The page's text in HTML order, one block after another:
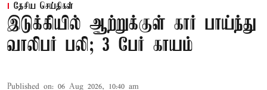
தேசிய செய்திகள்
இடுக்கியில் ஆற்றுக்குள் கார் பாய்ந்து
வாலிபர் பலி; 3 பேர் காயம்
Published on: 06 Aug 2026, 10:40 am